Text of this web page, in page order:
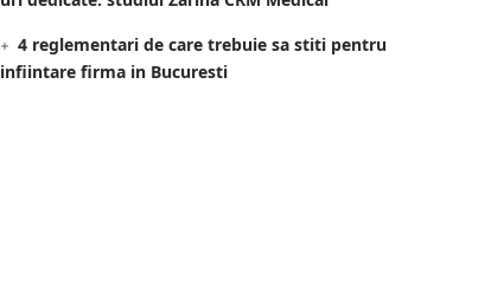
4 reglementari de care trebuie sa stiti pentru
infiintare firma in Bucuresti